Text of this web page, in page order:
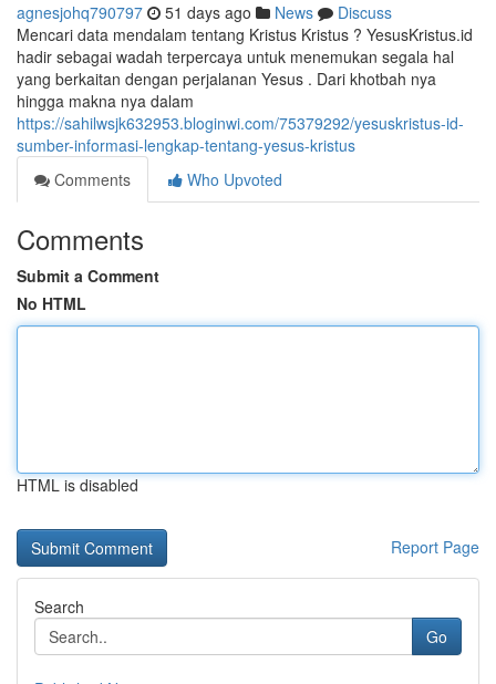
agnesjohq790797 51 days ago News
Discuss
Mencari data mendalam tentang Kristus Kristus ? YesusKristus.id
hadir sebagai wadah terpercaya untuk menemukan segala hal
yang berkaitan dengan perjalanan Yesus . Dari khotbah nya
hingga makna nya dalam
https://sahilwsjk632953.bloginwi.com/75379292/yesuskristus-id-
sumber-informasi-lengkap-tentang-yesus-kristus
Comments
Who Upvoted
Comments
Submit a Comment
No HTML
HTML is disabled
Report Page
Search
Go